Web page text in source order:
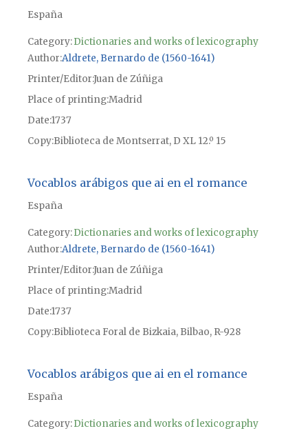
España
Category:Dictionaries and works of lexicography
Author Aldrete, Bernardo de (1560-1641)
Printer/EditorJuan de Zúñiga
Place of printingMadrid
Date1737
CopyBiblioteca de Montserrat, D XL 12.º 15
Vocablos arábigos que ai en el romance
España
Category:Dictionaries and works of lexicography
Author Aldrete, Bernardo de (1560-1641)
Printer/EditorJuan de Zúñiga
Place of printingMadrid
Date1737
CopyBiblioteca Foral de Bizkaia, Bilbao, R-928
Vocablos arábigos que ai en el romance
España
Category:Dictionaries and works of lexicography